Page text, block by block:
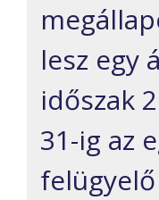
lesz egy
időszak
31-ig az